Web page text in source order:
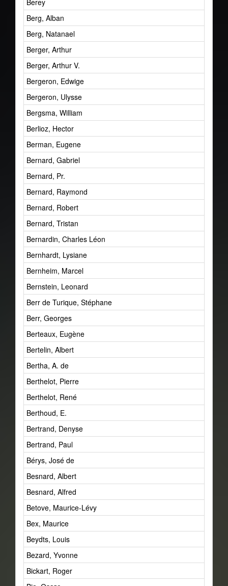
Berey
Berg, Alban
Berg, Natanael
Berger, Arthur
Berger, Arthur V.
Bergeron, Edwige
Bergeron, Ulysse
Bergsma, William
Berlioz, Hector
Berman, Eugene
Bernard, Gabriel
Bernard, Pr.
Bernard, Raymond
Bernard, Robert
Bernard, Tristan
Bernardin, Charles Léon
Bernhardt, Lysiane
Bernheim, Marcel
Bernstein, Leonard
Berr de Turique, Stéphane
Berr, Georges
Berteaux, Eugène
Bertelin, Albert
Bertha, A. de
Berthelot, Pierre
Berthelot, René
Berthoud, E.
Bertrand, Denyse
Bertrand, Paul
Bérys, José de
Besnard, Albert
Besnard, Alfred
Betove, Maurice-Lévy
Bex, Maurice
Beydts, Louis
Bezard, Yvonne
Bickart, Roger